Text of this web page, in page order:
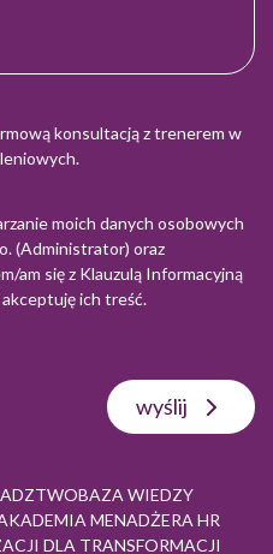
konsultacją z trenerem w
moich danych osobowych
(Administrator) oraz
am się z Klauzulą Informacyjną
akceptuję ich treść.
wyślij
BAZA WIEDZY
MENADŻERA HR
DLA TRANSFORMACJI